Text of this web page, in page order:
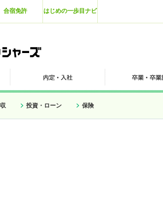
合宿免許 はじめの一歩目ナビ
投資・ローン 保険